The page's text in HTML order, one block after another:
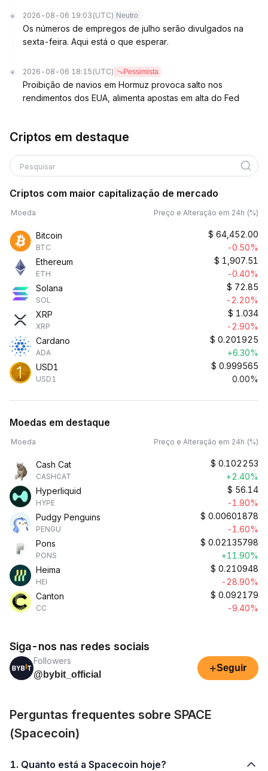
2026-08-06 19:03 (UTC) Neutro
Os números de empregos de julho serão divulgados na
sexta-feira. Aqui está o que esperar.
2026-08-06 18:15 (UTC) Pessimista
Proibição de navios em Hormuz provoca salto nos
rendimentos dos EUA, alimenta apostas em alta do Fed
Criptos em destaque
Pesquisar
Criptos com maior capitalização de mercado
Moeda Preço e Alteração em 24h (%)
Bitcoin
BTC
$ 64,452.00
-0.50%
Ethereum
ETH
$ 1,907.51
-0.40%
Solana
SOL
$ 72.85
-2.20%
XRP
XRP
$ 1.034
-2.90%
Cardano
ADA
$ 0.201925
+6.30%
USD1
USD1
$ 0.999565
0.00%
Moedas em destaque
Moeda Preço e Alteração em 24h (%)
Cash Cat
CASHCAT
$ 0.102253
+2.40%
Hyperliquid
HYPE
$ 56.14
-1.90%
Pudgy Penguins
PENGU
$ 0.00601878
-1.60%
Pons
PONS
$ 0.02135798
+11.90%
Heima
HEI
$ 0.210948
-28.90%
Canton
CC
$ 0.092179
-9.40%
Siga-nos nas redes sociais
Followers
@bybit_official
+Seguir
Perguntas frequentes sobre SPACE
(Spacecoin)
1. Quanto está a Spacecoin hoje?